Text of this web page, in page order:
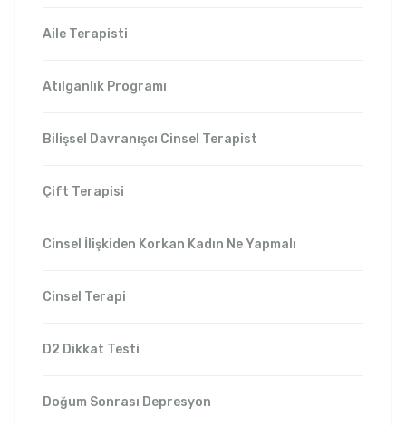
Aile Terapisti
Atılganlık Programı
Bilişsel Davranışcı Cinsel Terapist
Çift Terapisi
Cinsel İlişkiden Korkan Kadın Ne Yapmalı
Cinsel Terapi
D2 Dikkat Testi
Doğum Sonrası Depresyon